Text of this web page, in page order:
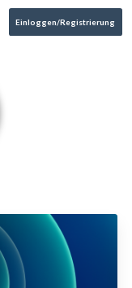
Einloggen/Registrierung